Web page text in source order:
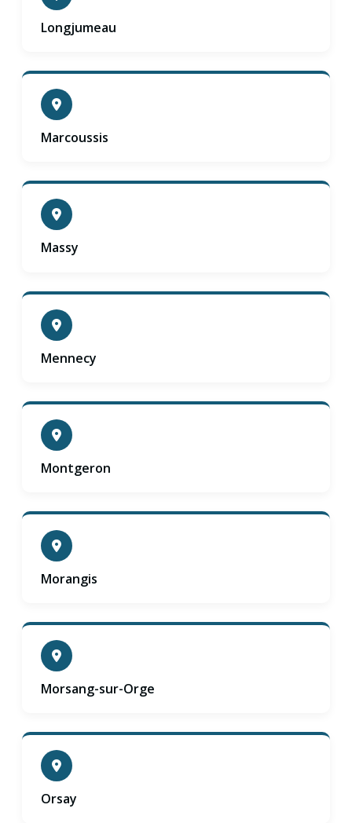
Longjumeau
Marcoussis
Massy
Mennecy
Montgeron
Morangis
Morsang-sur-Orge
Orsay